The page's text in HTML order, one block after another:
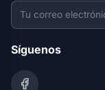
Síguenos